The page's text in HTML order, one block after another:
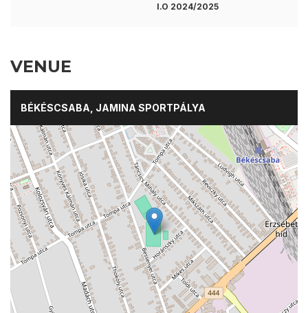
I.O 2024/2025
VENUE
BÉKÉSCSABA, JAMINA SPORTPÁLYA